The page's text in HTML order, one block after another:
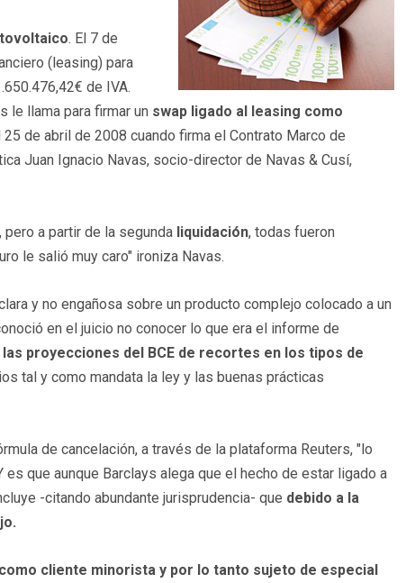
. El 7 de
(leasing) para
de IVA.
le llama para firmar un swap ligado al leasing como
25 de abril de 2008 cuando firma el Contrato Marco de
Juan Ignacio Navas, socio-director de Navas & Cusí,
a partir de la segunda liquidación, todas fueron
le salió muy caro" ironiza Navas.
y no engañosa sobre un producto complejo colocado a un
en el juicio no conocer lo que era el informe de
proyecciones del BCE de recortes en los tipos de
tal y como mandata la ley y las buenas prácticas
de cancelación, a través de la plataforma Reuters, "lo
que aunque Barclays alega que el hecho de estar ligado a
-citando abundante jurisprudencia- que debido a la
cliente minorista y por lo tanto sujeto de especial